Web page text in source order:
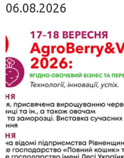
06.08.2026